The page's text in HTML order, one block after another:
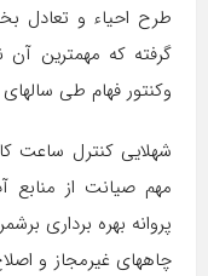
طرح احیاء و تعادل
وکنتور فهام طی
شهلایی کنترل ساعت
مهم صیانت از منابع
پروانه بهره برداری
چاههای غیرمجاز و